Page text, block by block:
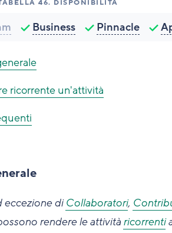
46. DISPONIBILITÀ
Business Pinnacle
ricorrente un'attività
eccezione diCollaboratori,
rendere le attivitàricorrenti